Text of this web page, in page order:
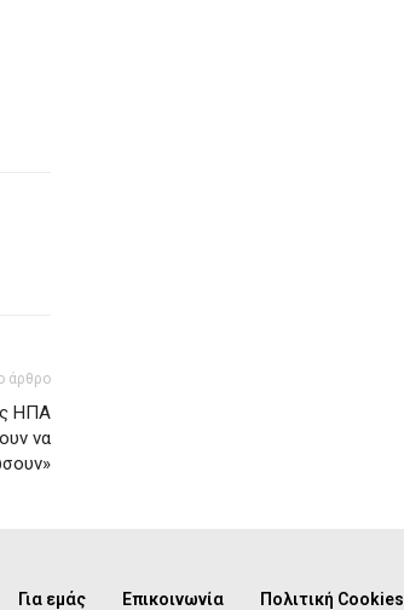
άρθρο
ΗΠΑ
να
Για εμάς Επικοινωνία Πολιτική Cookies